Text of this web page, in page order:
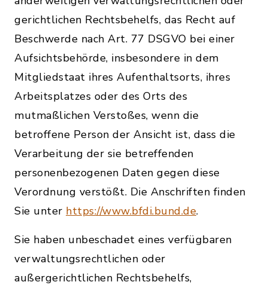
gerichtlichen Rechtsbehelfs, das Recht auf
Beschwerde nach Art. 77 DSGVO bei einer
Aufsichtsbehörde, insbesondere in dem
Mitgliedstaat ihres Aufenthaltsorts, ihres
Arbeitsplatzes oder des Orts des
mutmaßlichen Verstoßes, wenn die
betroffene Person der Ansicht ist, dass die
Verarbeitung der sie betreffenden
personenbezogenen Daten gegen diese
Verordnung verstößt. Die Anschriften finden
Sie unter https://www.bfdi.bund.de.
Sie haben unbeschadet eines verfügbaren
verwaltungsrechtlichen oder
außergerichtlichen Rechtsbehelfs,